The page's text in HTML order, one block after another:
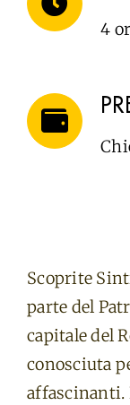
4
Scoprite
parte del
capitale del
conosciuta
affascinanti.